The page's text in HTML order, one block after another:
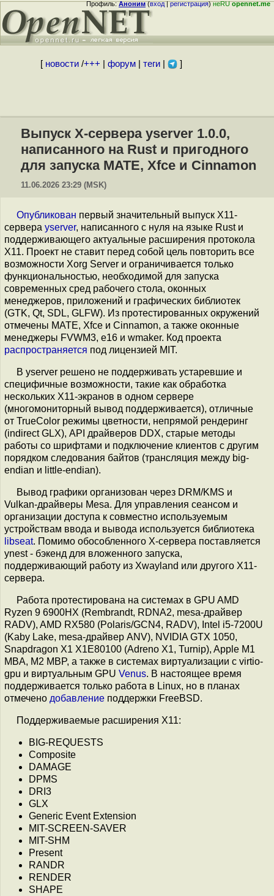
Профиль:Аноним(вход|регистрация)неRUopennet.me
[ новости/+++ форум| теги| ]
Выпуск X-сервера yserver 1.0.0,
написанного на Rust и пригодного
для запуска MATE, Xfce и Cinnamon
11.06.2026 23:29 (MSK)
Опубликован первый значительный выпуск X11-
сервера yserver, написанного с нуля на языке Rust и
поддерживающего актуальные расширения протокола
X11. Проект не ставит перед собой цель повторить все
возможности Xorg Server и ограничивается только
функциональностью, необходимой для запуска
современных сред рабочего стола, оконных
менеджеров, приложений и графических библиотек
(GTK, Qt, SDL, GLFW). Из протестированных окружений
отмечены MATE, Xfce и Cinnamon, а также оконные
менеджеры FVWM3, e16 и wmaker. Код проекта
распространяется под лицензией MIT.
В yserver решено не поддерживать устаревшие и
специфичные возможности, такие как обработка
нескольких X11-экранов в одном сервере
(многомониторный вывод поддерживается), отличные
от TrueColor режимы цветности, непрямой рендеринг
(indirect GLX), API драйверов DDX, старые методы
работы со шрифтами и подключение клиентов с другим
порядком следования байтов (трансляция между big-
endian и little-endian).
Вывод графики организован через DRM/KMS и
Vulkan-драйверы Mesa. Для управления сеансом и
организации доступа к совместно используемым
устройствам ввода и вывода используется библиотека
libseat. Помимо обособленного X-сервера поставляется
ynest - бэкенд для вложенного запуска,
поддерживающий работу из Xwayland или другого X11-
сервера.
Работа протестирована на системах в GPU AMD
Ryzen 9 6900HX (Rembrandt, RDNA2, mesa-драйвер
RADV), AMD RX580 (Polaris/GCN4, RADV), Intel i5-7200U
(Kaby Lake, mesa-драйвер ANV), NVIDIA GTX 1050,
Snapdragon X1 X1E80100 (Adreno X1, Turnip), Apple M1
MBA, M2 MBP, а также в системах виртуализации с virtio-
gpu и виртуальным GPU Venus. В настоящее время
поддерживается только работа в Linux, но в планах
отмечено добавление поддержки FreeBSD.
Поддерживаемые расширения X11:
BIG-REQUESTS
Composite
DAMAGE
DPMS
DRI3
GLX
Generic Event Extension
MIT-SCREEN-SAVER
MIT-SHM
Present
RANDR
RENDER
SHAPE